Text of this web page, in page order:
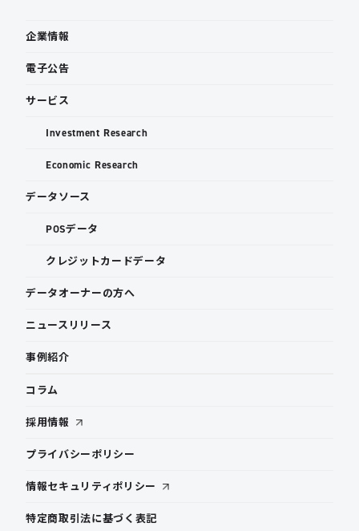
企業情報
電子公告
サービス
Investment Research
Economic Research
データソース
POSデータ
クレジットカードデータ
データオーナーの方へ
ニュースリリース
事例紹介
コラム
採用情報
プライバシーポリシー
情報セキュリティポリシー
特定商取引法に基づく表記